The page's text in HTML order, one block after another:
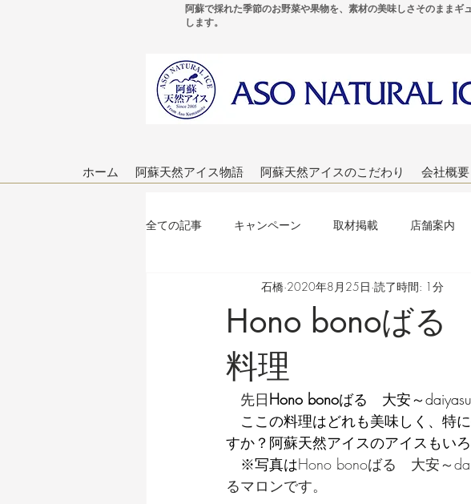
阿蘇で採れた季節のお野菜や果物を、素材の美味しさそのままギ
します。
ホーム 阿蘇天然アイス物語 阿蘇天然アイスのこだわり 会社概要
全ての記事 キャンペーン 取材掲載 店舗案内
ブログ作成のヒント
Hono bonoば
料理
石橋 2020年8月25日 読了時間: 1分
先日Hono bonoばる　大安～
ここの料理はどれも美味しく、特
すか？阿蘇天然アイスのアイスもい
※写真はHono bonoばる　大安～
るマロンです。